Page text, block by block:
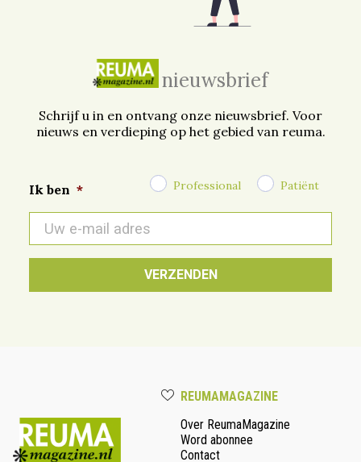
nieuwsbrief
Schrijf u in en ontvang onze nieuwsbrief. Voor
nieuws en verdieping op het gebied van reuma.
Ik ben * Professional Patiënt
mail
*
REUMAMAGAZINE
Over ReumaMagazine
Word abonnee
Contact